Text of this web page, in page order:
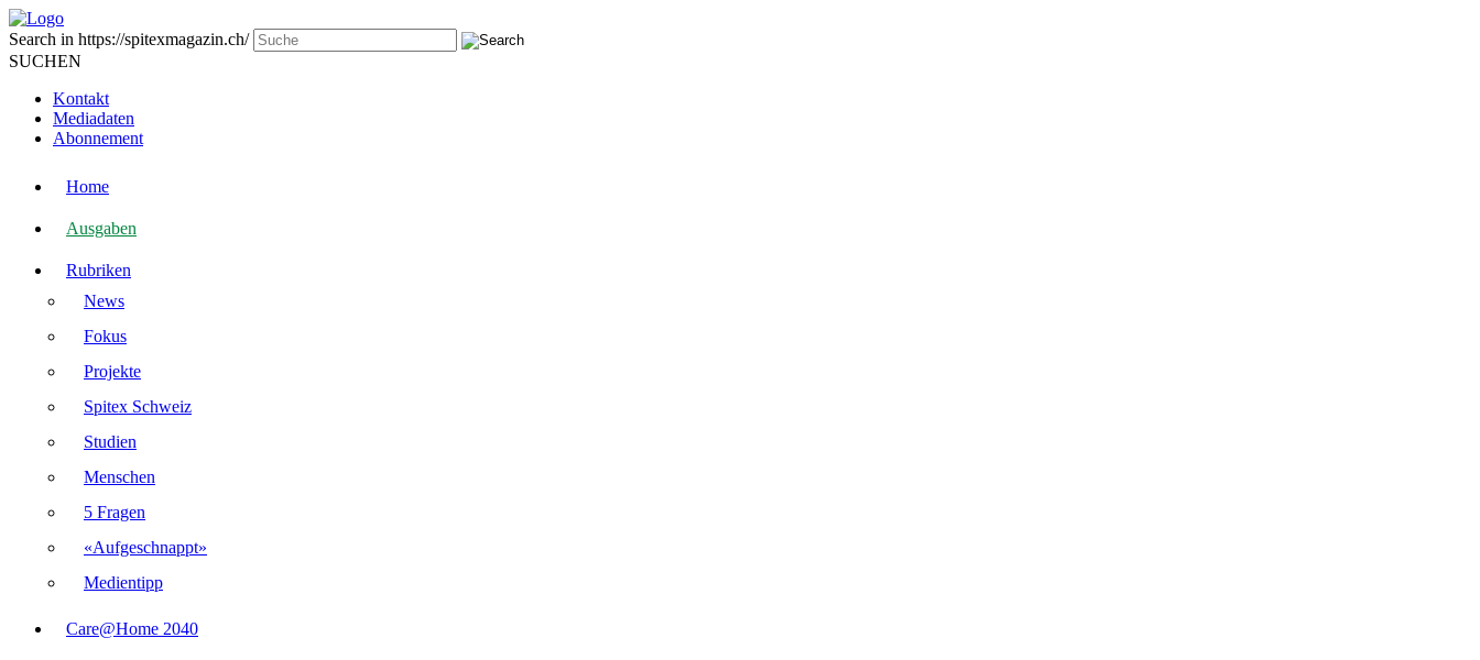
Search in https://spitexmagazin.ch/
SUCHEN
Kontakt
Mediadaten
Abonnement
Home
Ausgaben
Rubriken
News
Fokus
Projekte
Spitex Schweiz
Studien
Menschen
5 Fragen
«Aufgeschnappt»
Medientipp
Care@Home 2040